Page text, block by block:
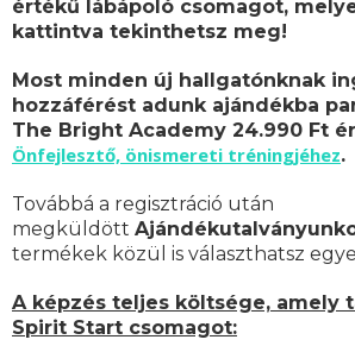
értékű lábápoló csomagot,
kattintva tekinthetsz meg!
Most minden új hallgatónknak
hozzáférést adunk ajándékba
The Bright Academy 24.990 Ft
Önfejlesztő, önismereti tréningjéhez.
Továbbá a regisztráció után
megküldött
termékek közül is választhatsz
A képzés teljes költsége, amely
Spirit Start csomagot: